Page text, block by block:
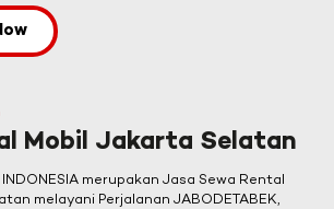
Mobil Jakarta Selatan
INDONESIA merupakan Jasa Sewa Rental
melayani Perjalanan JABODETABEK,